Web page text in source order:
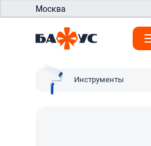
Москва
Инструменты